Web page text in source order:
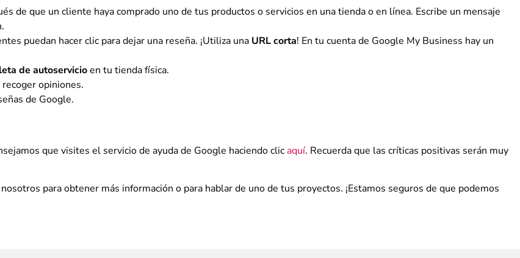
de que un cliente haya comprado uno de tus productos o servicios en una tienda o en línea. Escribe un mensaje
puedan hacer clic para dejar una reseña. ¡Utiliza una URL corta! En tu cuenta de Google My Business hay un
de autoservicioen tu tienda física.
opiniones.
de Google.
que visites el servicio de ayuda de Google haciendo clic aquí. Recuerda que las críticas positivas serán muy
para obtener más información o para hablar de uno de tus proyectos. ¡Estamos seguros de que podemos